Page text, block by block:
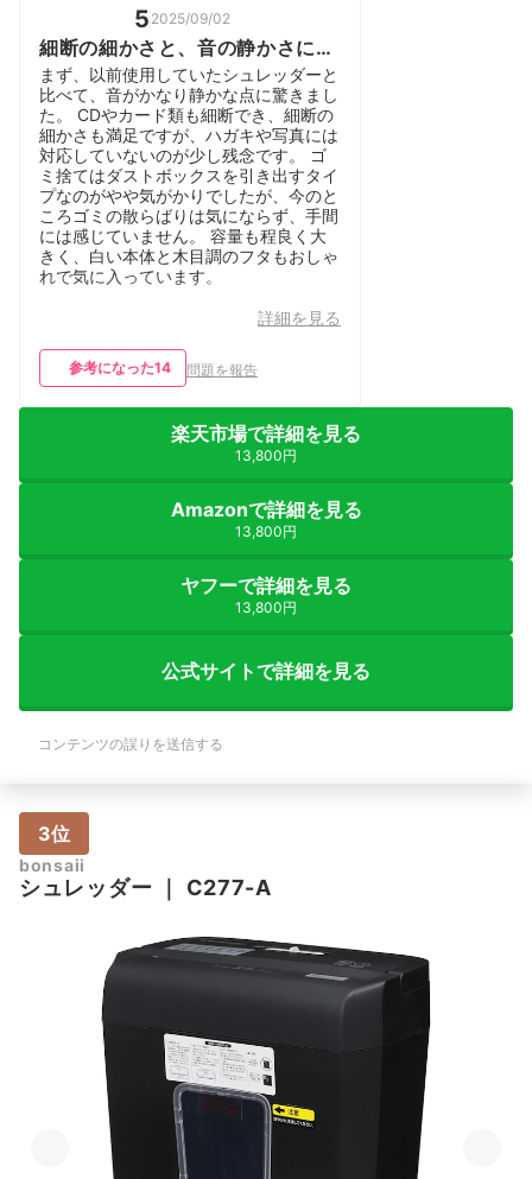
5 2025/09/02
細断の細かさと、音の静かさに驚
き！！
まず、以前使用していたシュレッダーと
比べて、音がかなり静かな点に驚きまし
た。 CDやカード類も細断でき、細断の
細かさも満足ですが、ハガキや写真には
対応していないのが少し残念です。 ゴ
ミ捨てはダストボックスを引き出すタイ
プなのがやや気がかりでしたが、今のと
ころゴミの散らばりは気にならず、手間
には感じていません。 容量も程良く大
きく、白い本体と木目調のフタもおしゃ
れで気に入っています。
詳細を見る
参考になった14 問題を報告
楽天市場で詳細を見る
13,800円
Amazonで詳細を見る
13,800円
ヤフーで詳細を見る
13,800円
公式サイトで詳細を見る
コンテンツの誤りを送信する
3位
bonsaii
シュレッダー C277-A